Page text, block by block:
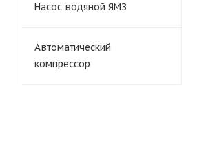
Насос водяной ЯМЗ
Автоматический
компрессор